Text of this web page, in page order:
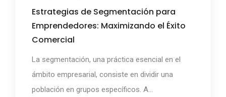
Estrategias de Segmentación para
Emprendedores: Maximizando el Éxito
Comercial
La segmentación, una práctica esencial en el
ámbito empresarial, consiste en dividir una
población en grupos específicos. A...